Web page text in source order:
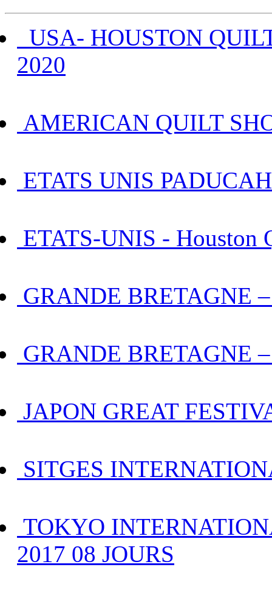
USA- HOUSTON
2020
AMERICAN QUILT
ETATS UNIS
ETATS-UNIS - Houston
GRANDE BRETAGNE
GRANDE BRETAGNE
JAPON GREAT
SITGES
TOKYO
2017 08 JOURS